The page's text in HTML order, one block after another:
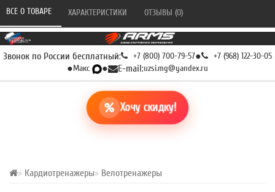
Звонок по России бесплатный: +7 (800) 700-79-57● +7 (968) 122-30-05
●Макс ● E-mail:uzsi.mg@yandex.ru
Хочу скидку!
Кардиотренажеры Велотренажеры
ВСЕ О ТОВАРЕ ХАРАКТЕРИСТИКИ ОТЗЫВЫ (0)